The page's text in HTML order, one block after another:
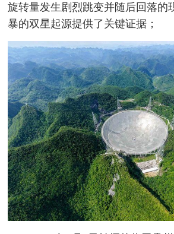
旋转量发生剧烈跳变并随后回落的
暴的双星起源提供了关键证据；